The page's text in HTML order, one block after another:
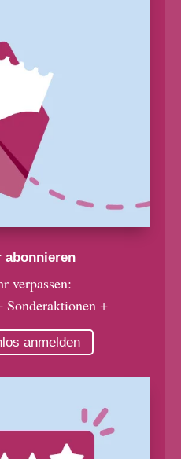
abonnieren
verpassen:
Sonderaktionen +
anmelden